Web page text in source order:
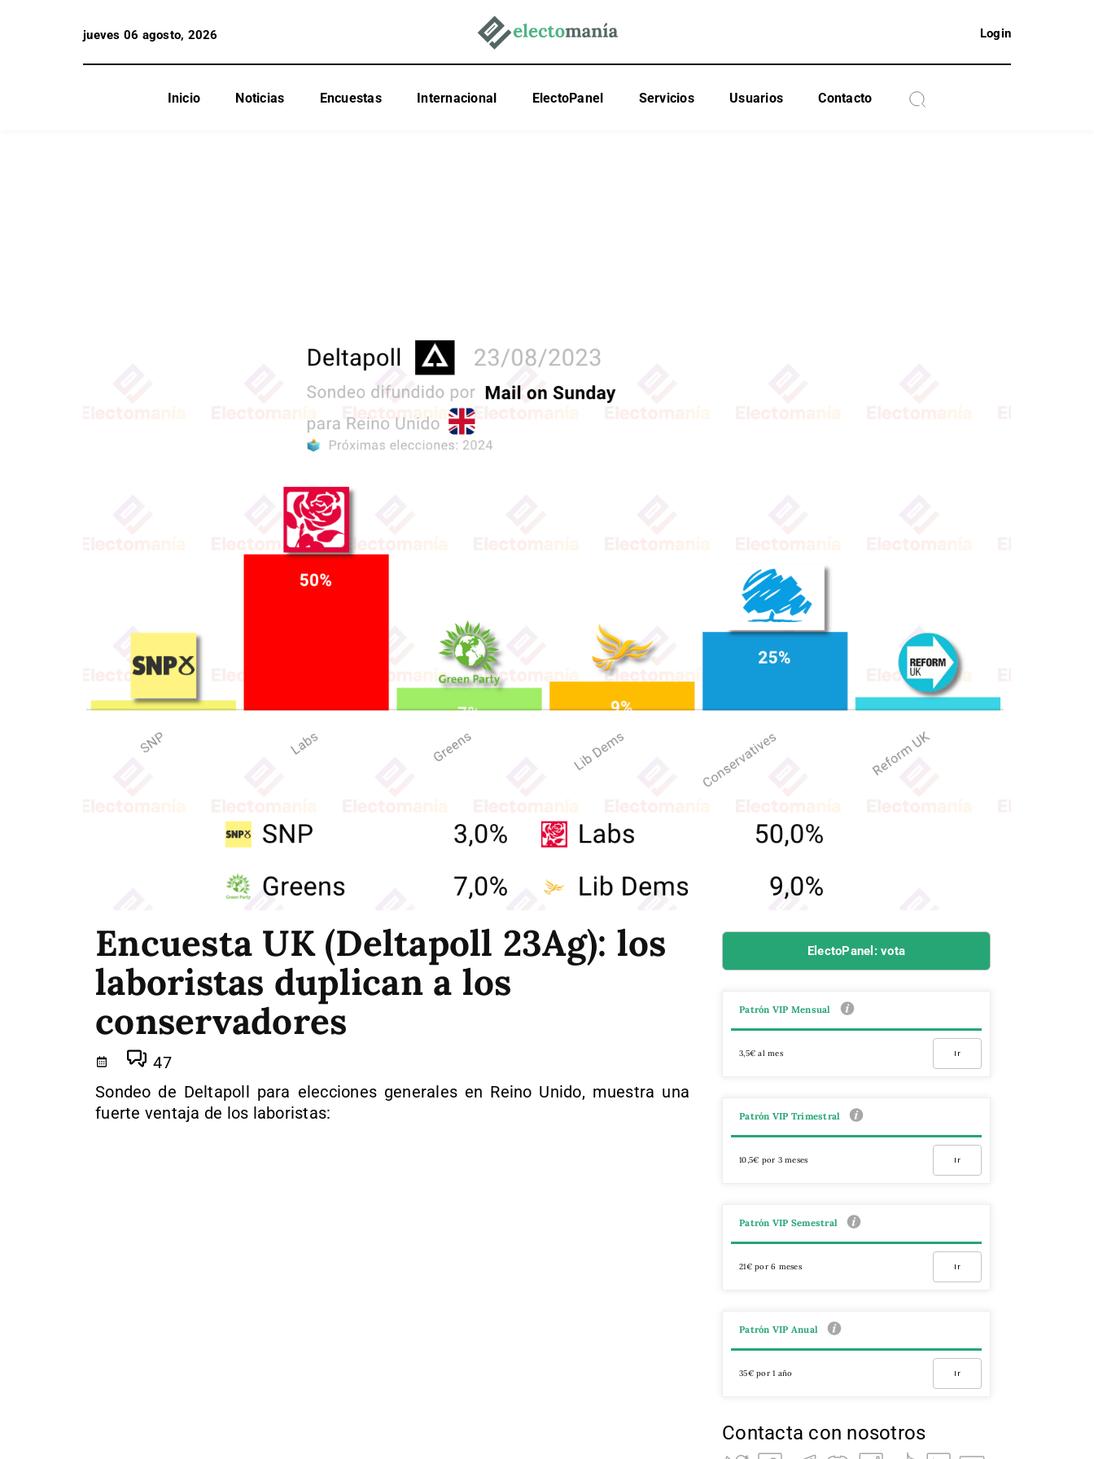
jueves 06 agosto, 2026 Login
Inicio Noticias Encuestas Internacional ElectoPanel Servicios Usuarios Contacto
Encuesta UK (Deltapoll 23Ag): los
laboristas duplican a los
conservadores
47
Sondeo de Deltapoll para elecciones generales en Reino Unido, muestra una
fuerte ventaja de los laboristas:
ElectoPanel: vota
Patrón VIP Mensual
3,5€ al mes Ir
Patrón VIP Trimestral
10,5€ por 3 meses Ir
Patrón VIP Semestral
21€ por 6 meses Ir
Patrón VIP Anual
35€ por 1 año Ir
Contacta con nosotros